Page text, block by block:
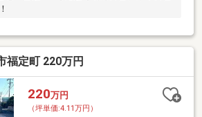
福定町 220万円
220万円
（坪単価:4.11万円）